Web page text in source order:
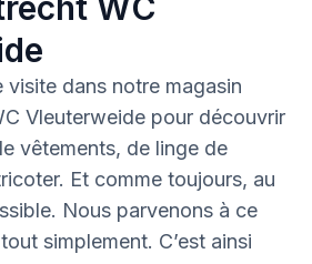
visite dans notre magasin
Vleuterweide pour découvrir
vêtements, de linge de
Et comme toujours, au
Nous parvenons à ce
simplement. C’est ainsi